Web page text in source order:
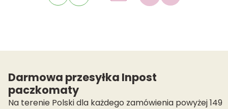
Darmowa przesyłka Inpost
paczkomaty
Na terenie Polski dla każdego zamówienia powyżej 149